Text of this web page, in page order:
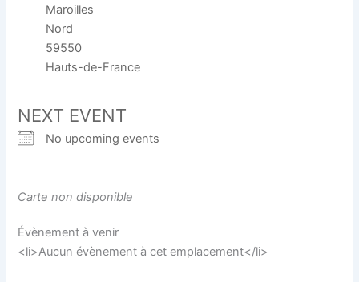
Maroilles
Nord
59550
Hauts-de-France
NEXT EVENT
No upcoming events
Carte non disponible
Évènement à venir
<li>Aucun évènement à cet emplacement</li>